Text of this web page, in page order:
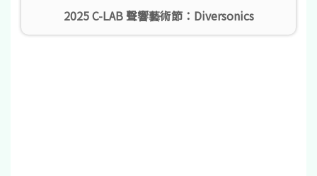
2025 C-LAB 聲響藝術節：Diversonics